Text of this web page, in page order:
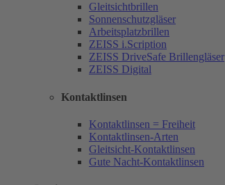
Gleitsichtbrillen
Sonnenschutzgläser
Arbeitsplatzbrillen
ZEISS i.Scription
ZEISS DriveSafe Brillengläser
ZEISS Digital
Kontaktlinsen
Kontaktlinsen = Freiheit
Kontaktlinsen-Arten
Gleitsicht-Kontaktlinsen
Gute Nacht-Kontaktlinsen